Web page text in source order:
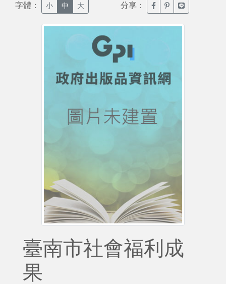
字體： 小 中 大 分享： 臉書分享(另開新視窗)
噗浪分享(另開新
Line分享(另
臺南市社會福利成
果